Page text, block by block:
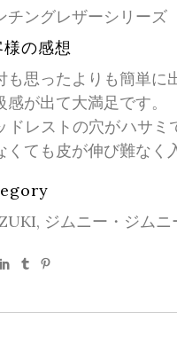
チングレザーシリーズ
様の感想
も思ったよりも簡単に
感が出て大満足です。
ドレストの穴がハサミ
くても皮が伸び難なく
ジムニー・ジムニ